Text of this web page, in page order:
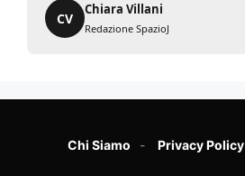
CV
Chiara Villani
Redazione SpazioJ
Chi Siamo Privacy Policy